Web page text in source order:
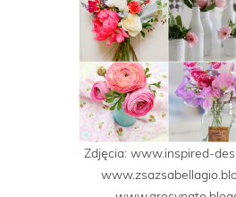
Zdjęcia: www.inspired-